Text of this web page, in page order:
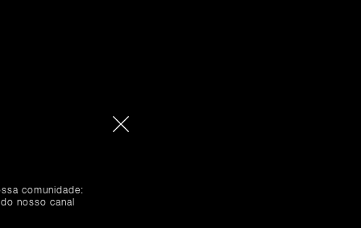
comunidade:
nosso canal